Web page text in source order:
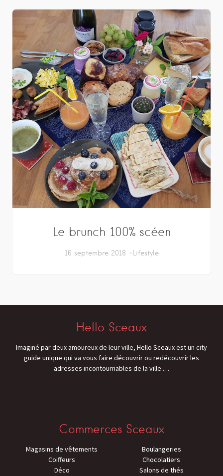
Le brunch 100% scéen
16 septembre 2018 Lifestyle
Hello Sceaux
Imaginé par deux amoureux de leur ville, Hello Sceaux est un city
guide unique qui va vous faire découvrir ou redécouvrir les
adresses incontournables de la ville …
Commerces Sceaux
Magasins de vêtements
Coiffeurs
Déco
Boulangeries
Chocolatiers
Salons de thés